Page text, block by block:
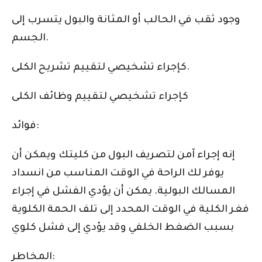
وجود ثقب في الحالب أو المثانة والبول يتسرب إلى
الجسم.
كإجراء تشخيصي لتقييم تشريح الكلى.
كإجراء تشخيصي لتقييم وظائف الكلى
فوائد:
إنه إجراء آمن لتصريف البول من كليتك ويمكن أن
يوفر لك الراحة في الوقت المناسب من انسداد
المسالك البولية. يمكن أن يؤدي الفشل في إجراء
فغر الكلية في الوقت المحدد إلى تلف الحمة الكلوية
بسبب الضغط الخلفي وقد يؤدي إلى فشل كلوي
المخاطر: